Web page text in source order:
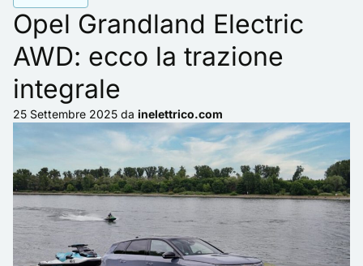
Opel Grandland Electric
AWD: ecco la trazione
integrale
25 Settembre 2025 da inelettrico.com